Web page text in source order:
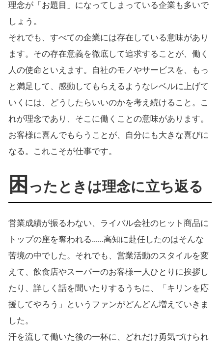
理念が「お題目」になってしまっている企業も多いで
しょう。
それでも、すべての企業には存在している意味があり
ます。その存在意義を徹底して追求することが、働く
人の使命といえます。自社のモノやサービスを、もっ
と満足して、感動してもらえるようなレベルに上げて
いくには、どうしたらいいのかを考え続けること。こ
れが理念であり、そこに働くことの意味があります。
お客様に喜んでもらうことが、自分にも大きな喜びに
なる。これこそが仕事です。
困 ったときは理念に立ち返る
営業成績が振るわない、ライバル会社のヒット商品に
トップの座を奪われる......高知に赴任したのはそんな
苦境の中でした。それでも、営業活動のスタイルを変
えて、飲食店やスーパーのお客様一人ひとりに挨拶し
たり、詳しく話を聞いたりするうちに、「キリンを応
援してやろう」というファンがどんどん増えていきま
した。
汗を流して働いた後の一杯に、どれだけ勇気づけられ